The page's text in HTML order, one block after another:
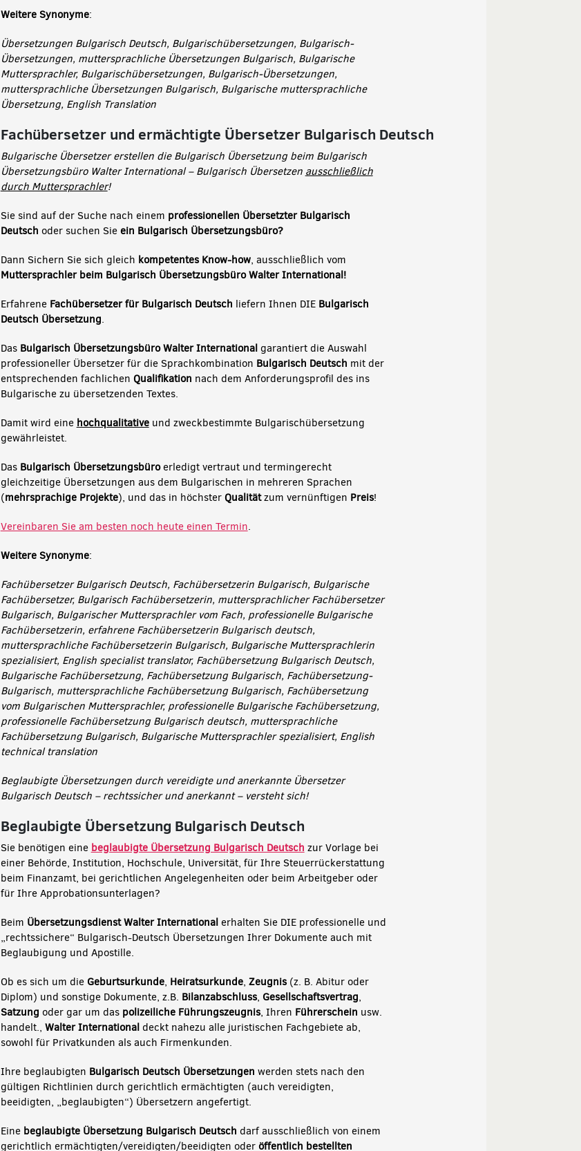
Weitere Synonyme:
Übersetzungen Bulgarisch Deutsch, Bulgarischübersetzungen, Bulgarisch-
Übersetzungen, muttersprachliche Übersetzungen Bulgarisch, Bulgarische
Muttersprachler, Bulgarischübersetzungen, Bulgarisch-Übersetzungen,
muttersprachliche Übersetzungen Bulgarisch, Bulgarische muttersprachliche
Übersetzung, English Translation
Fachübersetzer und ermächtigte Übersetzer Bulgarisch Deutsch
Bulgarische Übersetzer erstellen die Bulgarisch Übersetzung beim Bulgarisch
Übersetzungsbüro Walter International – Bulgarisch Übersetzen ausschließlich
durch Muttersprachler!
Sie sind auf der Suche nach einem professionellen Übersetzter Bulgarisch
Deutsch oder suchen Sie ein Bulgarisch Übersetzungsbüro?
Dann Sichern Sie sich gleich kompetentes Know-how, ausschließlich vom
Muttersprachler beim Bulgarisch Übersetzungsbüro Walter International!
Erfahrene Fachübersetzer für Bulgarisch Deutsch liefern Ihnen DIE Bulgarisch
Deutsch Übersetzung.
Das Bulgarisch Übersetzungsbüro Walter International garantiert die Auswahl
professioneller Übersetzer für die Sprachkombination Bulgarisch Deutsch mit der
entsprechenden fachlichen Qualifikation nach dem Anforderungsprofil des ins
Bulgarische zu übersetzenden Textes.
Damit wird eine hochqualitativeund zweckbestimmte Bulgarischübersetzung
gewährleistet.
Das Bulgarisch Übersetzungsbüroerledigt vertraut und termingerecht
gleichzeitige Übersetzungen aus dem Bulgarischen in mehreren Sprachen
(mehrsprachige Projekte), und das in höchster Qualitätzum vernünftigen Preis!
Vereinbaren Sie am besten noch heute einen Termin.
Weitere Synonyme:
Fachübersetzer Bulgarisch Deutsch, Fachübersetzerin Bulgarisch, Bulgarische
Fachübersetzer, Bulgarisch Fachübersetzerin, muttersprachlicher Fachübersetzer
Bulgarisch, Bulgarischer Muttersprachler vom Fach, professionelle Bulgarische
Fachübersetzerin, erfahrene Fachübersetzerin Bulgarisch deutsch,
muttersprachliche Fachübersetzerin Bulgarisch, Bulgarische Muttersprachlerin
spezialisiert, English specialist translator, Fachübersetzung Bulgarisch Deutsch,
Bulgarische Fachübersetzung, Fachübersetzung Bulgarisch, Fachübersetzung-
Bulgarisch, muttersprachliche Fachübersetzung Bulgarisch, Fachübersetzung
vom Bulgarischen Muttersprachler, professionelle Bulgarische Fachübersetzung,
professionelle Fachübersetzung Bulgarisch deutsch, muttersprachliche
Fachübersetzung Bulgarisch, Bulgarische Muttersprachler spezialisiert, English
technical translation
Beglaubigte Übersetzungen durch vereidigte und anerkannte Übersetzer
Bulgarisch Deutsch – rechtssicher und anerkannt – versteht sich!
Beglaubigte Übersetzung Bulgarisch Deutsch
Sie benötigen eine beglaubigte Übersetzung Bulgarisch Deutsch zur Vorlage bei
einer Behörde, Institution, Hochschule, Universität, für Ihre Steuerrückerstattung
beim Finanzamt, bei gerichtlichen Angelegenheiten oder beim Arbeitgeber oder
für Ihre Approbationsunterlagen?
Beim Übersetzungsdienst Walter International erhalten Sie DIE professionelle und
„rechtssichere“ Bulgarisch-Deutsch Übersetzungen Ihrer Dokumente auch mit
Beglaubigung und Apostille.
Ob es sich um die Geburtsurkunde, Heiratsurkunde, Zeugnis(z. B. Abitur oder
Diplom) und sonstige Dokumente, z.B. Bilanzabschluss, Gesellschaftsvertrag,
Satzung oder gar um das polizeiliche Führungszeugnis, Ihren Führerschein usw.
handelt., Walter Internationaldeckt nahezu alle juristischen Fachgebiete ab,
sowohl für Privatkunden als auch Firmenkunden.
Ihre beglaubigten Bulgarisch Deutsch Übersetzungen werden stets nach den
gültigen Richtlinien durch gerichtlich ermächtigten (auch vereidigten,
beeidigten, „beglaubigten“) Übersetzern angefertigt.
Eine beglaubigte Übersetzung Bulgarisch Deutsch darf ausschließlich von einem
gerichtlich ermächtigten/vereidigten/beeidigten oder öffentlich bestellten